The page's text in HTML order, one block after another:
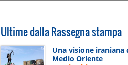
Ultime dalla Rassegna stampa
Una visione iraniana
Medio Oriente